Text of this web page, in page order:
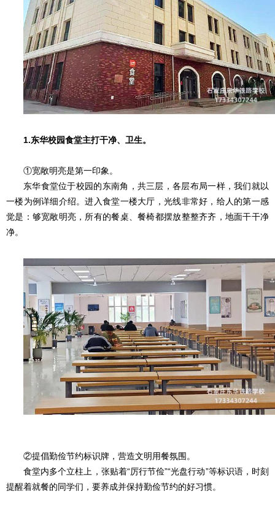
1.东华校园食堂主打干净、卫生。
①宽敞明亮是第一印象。
东华食堂位于校园的东南角，共三层，各层布局一样，我们就以
一楼为例详细介绍。进入食堂一楼大厅，光线非常好，给人的第一感
觉是：够宽敞明亮，所有的餐桌、餐椅都摆放整整齐齐，地面干干净
净。
②提倡勤俭节约标识牌，营造文明用餐氛围。
食堂内多个立柱上，张贴着“厉行节俭”“光盘行动”等标识语，时刻
提醒着就餐的同学们，要养成并保持勤俭节约的好习惯。